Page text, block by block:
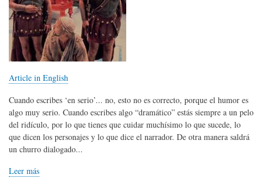
Article in English
Cuando escribes ‘en serio’... no, esto no es correcto, porque el humor es
algo muy serio. Cuando escribes algo “dramático” estás siempre a un pelo
del ridículo, por lo que tienes que cuidar muchísimo lo que sucede, lo
que dicen los personajes y lo que dice el narrador. De otra manera saldrá
un churro dialogado...
Leer más